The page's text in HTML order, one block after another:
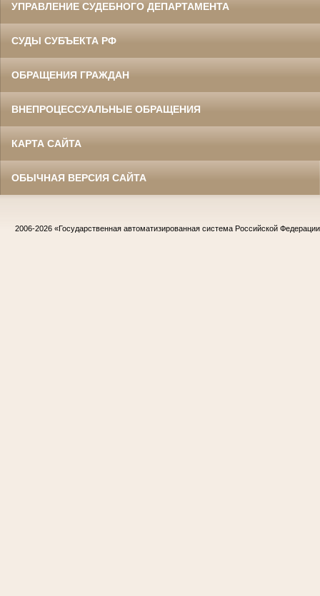
УПРАВЛЕНИЕ СУДЕБНОГО ДЕПАРТАМЕНТА
СУДЫ СУБЪЕКТА РФ
ОБРАЩЕНИЯ ГРАЖДАН
ВНЕПРОЦЕССУАЛЬНЫЕ ОБРАЩЕНИЯ
КАРТА САЙТА
ОБЫЧНАЯ ВЕРСИЯ САЙТА
2006-2026 «Государственная автоматизированная система Российской